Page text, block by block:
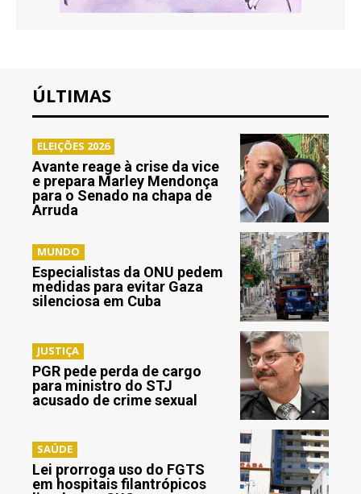
ÚLTIMAS
ELEIÇÕES 2026
Avante reage à crise da vice
e prepara Marley Mendonça
para o Senado na chapa de
Arruda
MUNDO
Especialistas da ONU pedem
medidas para evitar Gaza
silenciosa em Cuba
JUSTIÇA
PGR pede perda de cargo
para ministro do STJ
acusado de crime sexual
SAÚDE
Lei prorroga uso do FGTS
em hospitais filantrópicos